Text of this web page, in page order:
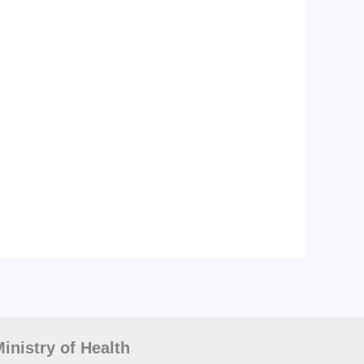
of Health